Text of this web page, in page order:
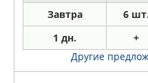
Завтра 6 шт.
1 дн. +
Другие